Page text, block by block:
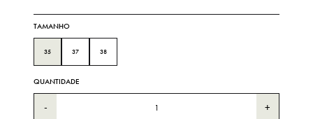
TAMANHO
35 37 38
QUANTIDADE
- +